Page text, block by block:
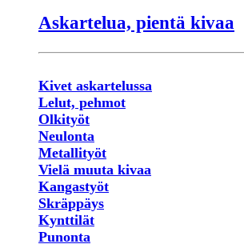
Askartelua, pientä kivaa
Kivet askartelussa
Lelut, pehmot
Olkityöt
Neulonta
Metallityöt
Vielä muuta kivaa
Kangastyöt
Skräppäys
Kynttilät
Punonta